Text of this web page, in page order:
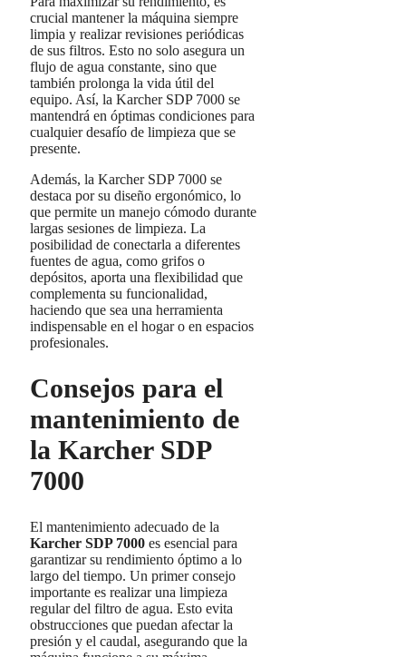
crucial mantener la máquina siempre
limpia y realizar revisiones periódicas
de sus filtros. Esto no solo asegura un
flujo de agua constante, sino que
también prolonga la vida útil del
equipo. Así, la Karcher SDP 7000 se
mantendrá en óptimas condiciones para
cualquier desafío de limpieza que se
presente.
Además, la Karcher SDP 7000 se
destaca por su diseño ergonómico, lo
que permite un manejo cómodo durante
largas sesiones de limpieza. La
posibilidad de conectarla a diferentes
fuentes de agua, como grifos o
depósitos, aporta una flexibilidad que
complementa su funcionalidad,
haciendo que sea una herramienta
indispensable en el hogar o en espacios
profesionales.
Consejos para el
mantenimiento de
la Karcher SDP
7000
El mantenimiento adecuado de la
Karcher SDP 7000 es esencial para
garantizar su rendimiento óptimo a lo
largo del tiempo. Un primer consejo
importante es realizar una limpieza
regular del filtro de agua. Esto evita
obstrucciones que puedan afectar la
presión y el caudal, asegurando que la